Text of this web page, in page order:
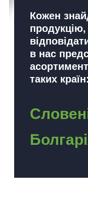
Кожен
в нас
таких країн: